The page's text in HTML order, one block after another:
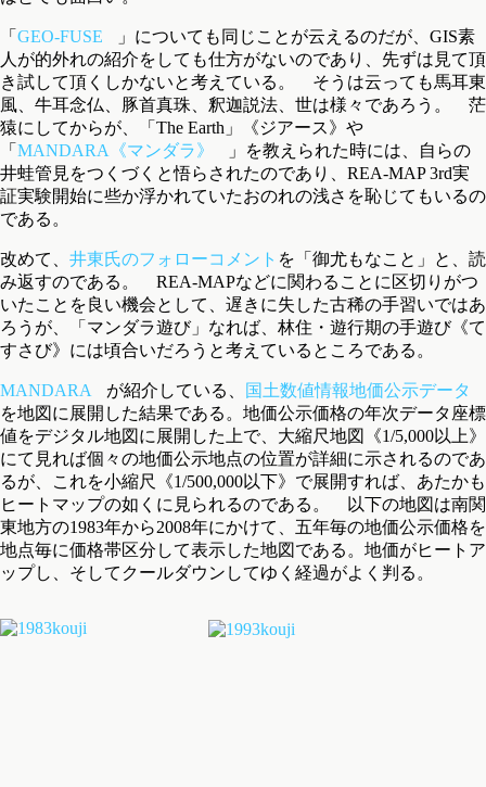
「 GEO-FUSE
」についても同じことが云えるのだが、GIS素
人が的外れの紹介をしても仕方がないのであり、先ずは見て頂
き試して頂くしかないと考えている。 そうは云っても馬耳東
風、牛耳念仏、豚首真珠、釈迦説法、世は様々であろう。 茫
猿にしてからが、「The Earth」《ジアース》や
「 MANDARA《マンダラ》
」を教えられた時には、自らの
井蛙管見をつくづくと悟らされたのであり、REA-MAP 3rd実
証実験開始に些か浮かれていたおのれの浅さを恥じてもいるの
である。
改めて、 井東氏のフォローコメント を「御尤もなこと」と、読
み返すのである。 REA-MAPなどに関わることに区切りがつ
いたことを良い機会として、遅きに失した古稀の手習いではあ
ろうが、「マンダラ遊び」なれば、林住・遊行期の手遊び《て
すさび》には頃合いだろうと考えているところである。
MANDARA が紹介している、
国土数値情報地価公示データ
を地図に展開した結果である。地価公示価格の年次データ座標
値をデジタル地図に展開した上で、大縮尺地図《1/5,000以上》
にて見れば個々の地価公示地点の位置が詳細に示されるのであ
るが、これを小縮尺《1/500,000以下》で展開すれば、あたかも
ヒートマップの如くに見られるのである。 以下の地図は南関
東地方の1983年から2008年にかけて、五年毎の地価公示価格を
地点毎に価格帯区分して表示した地図である。地価がヒートア
ップし、そしてクールダウンしてゆく経過がよく判る。